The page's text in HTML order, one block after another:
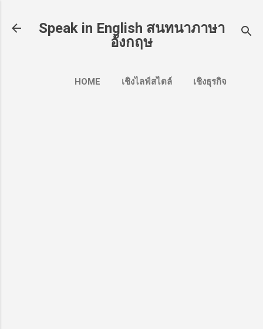
Speak in English สนทนาภาษา
อังกฤษ
HOME เชิงไลฟ์สไตล์ เชิงธุรกิจ